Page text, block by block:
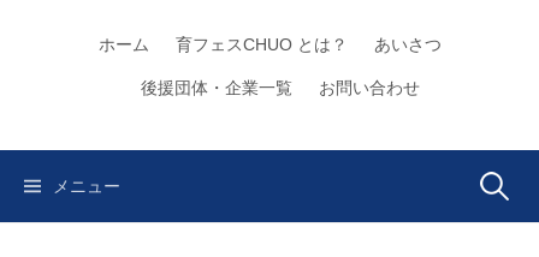
ホーム 育フェスCHUO とは？ あいさつ
後援団体・企業一覧 お問い合わせ
メニュー 検